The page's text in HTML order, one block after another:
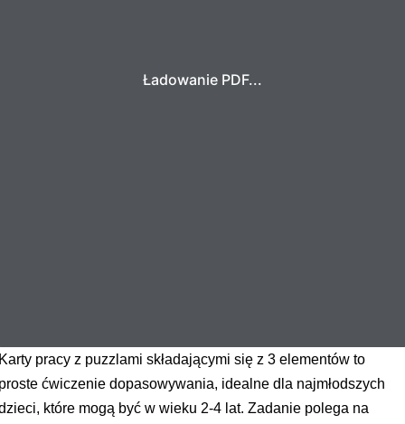
Ładowanie PDF...
pracy z puzzlami składającymi się z 3 elementów to
ćwiczenie dopasowywania, idealne dla najmłodszych
które mogą być w wieku 2-4 lat. Zadanie polega na